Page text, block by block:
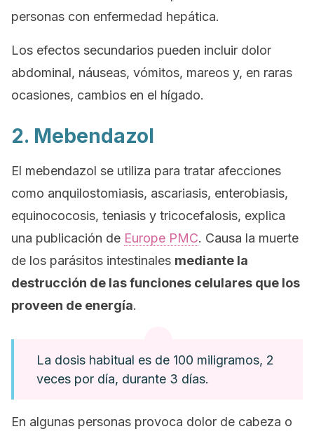
personas con enfermedad hepática.
Los efectos secundarios pueden incluir dolor
abdominal, náuseas, vómitos, mareos y, en raras
ocasiones, cambios en el hígado.
2. Mebendazol
El mebendazol se utiliza para tratar afecciones
como anquilostomiasis, ascariasis, enterobiasis,
equinococosis, teniasis y tricocefalosis, explica
una publicación de Europe PMC. Causa la muerte
de los parásitos intestinales mediante la
destrucción de las funciones celulares que los
proveen de energía.
La dosis habitual es de 100 miligramos, 2
veces por día, durante 3 días.
En algunas personas provoca dolor de cabeza o